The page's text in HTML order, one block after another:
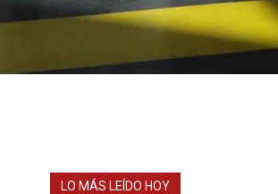
LO MÁS LEÍDO HOY